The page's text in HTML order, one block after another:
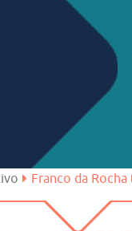
de Vasconcelos
dos Campos
Franco da Rocha